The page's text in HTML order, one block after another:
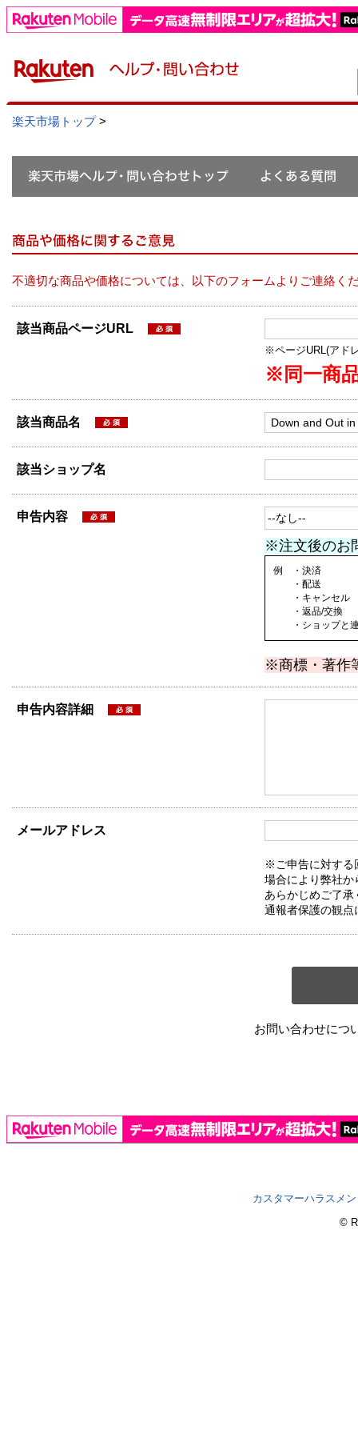
楽天市場トップ>
不適切な商品や価格については、以下のフォームよりご連絡く
該当商品ページURL
※ページURL(アド
※同一商
該当商品名
該当ショップ名
申告内容
※注文後のお
例 ・決済
・配送
・キャンセル
・返品/交換
・ショップと連
※商標・著作
申告内容詳細
メールアドレス
※ご申告に対する
場合により弊社か
あらかじめご了承
通報者保護の観点
お問い合わせにつ
カスタマーハラスメ
©